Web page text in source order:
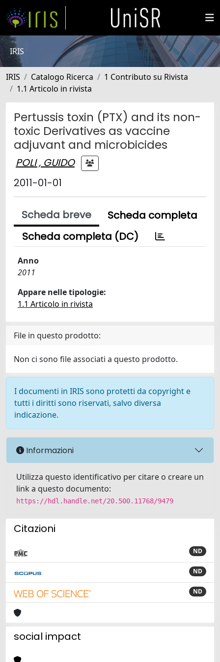
IRIS
IRIS Catalogo Ricerca
1 Contributo su Rivista
1.1 Articolo in rivista
Pertussis toxin (PTX) and its non-
toxic Derivatives as vaccine
adjuvant and microbicides
POLI , GUIDO
2011-01-01
Scheda breve
Scheda completa
Scheda completa (DC)
Anno
2011
Appare nelle tipologie:
1.1 Articolo in rivista
File in questo prodotto:
Non ci sono file associati a questo prodotto.
I documenti in IRIS sono protetti da copyright e
tutti i diritti sono riservati, salvo diversa
indicazione.
Informazioni
Utilizza questo identificativo per citare o creare un
link a questo documento:
https://hdl.handle.net/20.500.11768/9479
Citazioni
ND
ND
ND
social impact